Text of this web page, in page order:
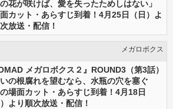
の花が咲けば、愛を失ったためしはない」
カット・あらすじ到着！4月25日（日）よ
放送・配信！
メガロボクス
メガロボクス２』ROUND3（第3話）
いの根腐れを望むなら、水瓶の穴を塞ぐ
場面カット・あらすじ到着！4月18日
）より順次放送・配信！